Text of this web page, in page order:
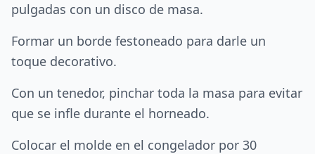
pulgadas con un disco de masa.
Formar un borde festoneado para darle un
toque decorativo.
Con un tenedor, pinchar toda la masa para evitar
que se infle durante el horneado.
Colocar el molde en el congelador por 30